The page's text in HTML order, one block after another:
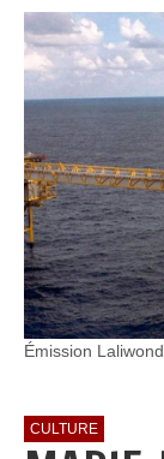
Émission
CULTURE